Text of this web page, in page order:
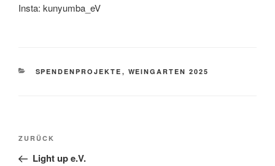
Insta: kunyumba_eV
KATEGORIEN
SPENDENPROJEKTE , WEINGARTEN 2025
Beitragsnavigation
Vorheriger
Beitrag
ZURÜCK
Light up e.V.